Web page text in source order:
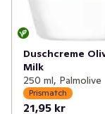
Duschcreme
Milk
250 ml, Palmolive
Prismatch
21,95 kr